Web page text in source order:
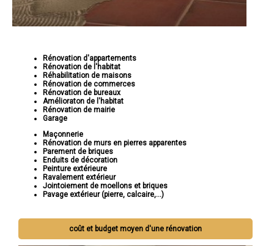
Rénovation d'appartements
Rénovation de l'habitat
Réhabilitation de maisons
Rénovation de commerces
Rénovation de bureaux
Amélioraton de l'habitat
Rénovation de mairie
Garage
Maçonnerie
Rénovation de murs en pierres apparentes
Parement de briques
Enduits de décoration
Peinture extérieure
Ravalement extérieur
Jointoiement de moellons et briques
Pavage extérieur (pierre, calcaire,...)
coût et budget moyen d'une rénovation